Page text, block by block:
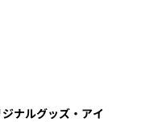
ナルグッズ・アイ